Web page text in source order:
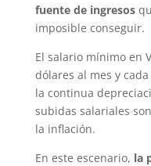
fuente de ingresos
imposible conseguir.
El salario mínimo en
dólares al mes y
la continua
subidas salariales
la inflación.
En este escenario, la